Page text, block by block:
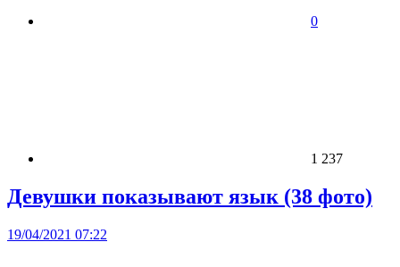
0
1 237
Девушки показывают язык (38 фото)
19/04/2021 07:22